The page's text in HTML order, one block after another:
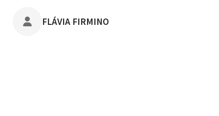
POSTADO POR
FLÁVIA FIRMINO